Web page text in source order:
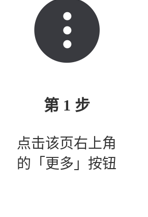
第 1 步
点击该页右上角
的「更多」按钮